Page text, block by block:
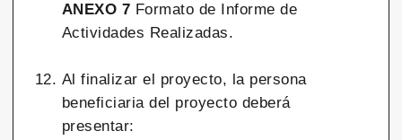
ANEXO 7 Formato de Informe de
Actividades Realizadas.
Al finalizar el proyecto, la persona
beneficiaria del proyecto deberá
presentar: